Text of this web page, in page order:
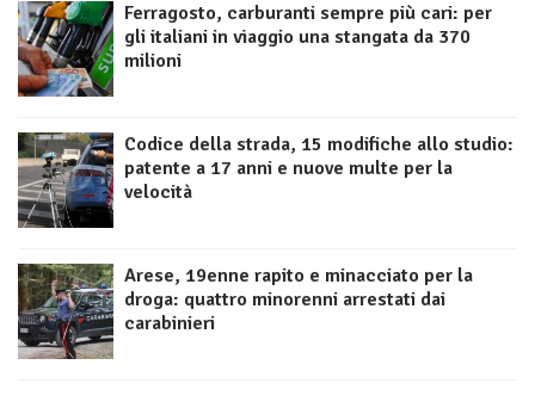
Ferragosto, carburanti sempre più cari: per
gli italiani in viaggio una stangata da 370
milioni
Codice della strada, 15 modifiche allo studio:
patente a 17 anni e nuove multe per la
velocità
Arese, 19enne rapito e minacciato per la
droga: quattro minorenni arrestati dai
carabinieri